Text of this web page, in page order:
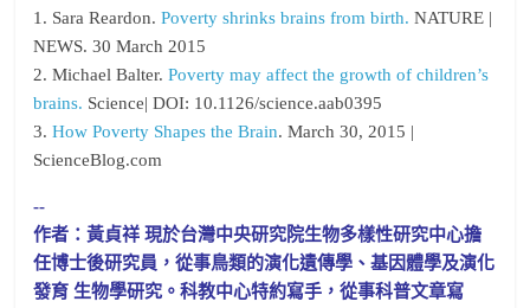
1. Sara Reardon.Poverty shrinks brains from birth. NATURE |
NEWS. 30 March 2015
2. Michael Balter. Poverty may affect the growth of children’s
brains. Science| DOI: 10.1126/science.aab0395
3.How Poverty Shapes the Brain. March 30, 2015 |
ScienceBlog.com
--
作者：黃貞祥 現於台灣中央研究院生物多樣性研究中心擔
任博士後研究員，從事鳥類的演化遺傳學、基因體學及演化
發育 生物學研究。科教中心特約寫手，從事科普文章寫